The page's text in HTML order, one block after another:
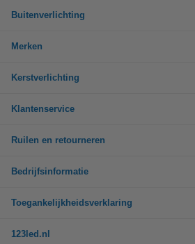
Buitenverlichting
Merken
Kerstverlichting
Klantenservice
Ruilen en retourneren
Bedrijfsinformatie
Toegankelijkheidsverklaring
123led.nl